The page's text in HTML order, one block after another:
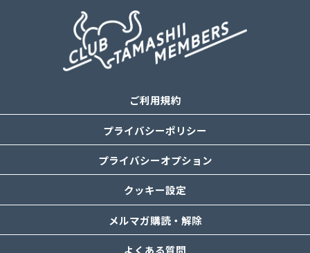
ご利用規約
プライバシーポリシー
プライバシーオプション
クッキー設定
メルマガ購読・解除
よくある質問